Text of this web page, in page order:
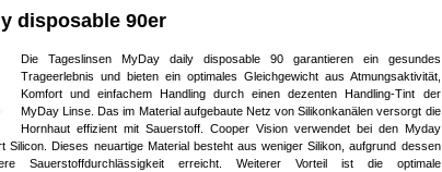
disposable 90er
Die Tageslinsen MyDay daily disposable 90 garantieren ein gesundes
Trageerlebnis und bieten ein optimales Gleichgewicht aus Atmungsaktivität,
Komfort und einfachem Handling durch einen dezenten Handling-Tint der
MyDay Linse. Das im Material aufgebaute Netz von Silikonkanälen versorgt die
Hornhaut effizient mit Sauerstoff. Cooper Vision verwendet bei den Myday
Silicon. Dieses neuartige Material besteht aus weniger Silikon, aufgrund dessen
Sauerstoffdurchlässigkeit erreicht. Weiterer Vorteil ist die optimale